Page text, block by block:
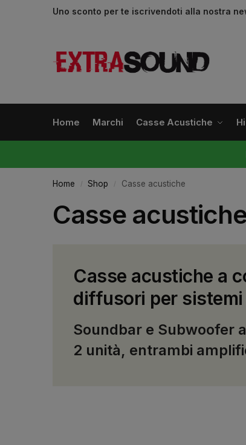
Uno sconto per te iscrivendoti alla nostra
Home Marchi Casse Acustiche
Home / Shop / Casse acustiche
Casse
Casse acustiche a
diffusori per
Soundbar e Subwoofer
2 unità, entrambi